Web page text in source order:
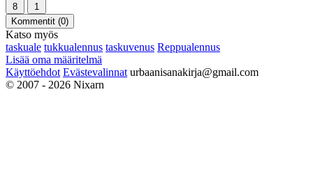
8
1
Kommentit (0)
Katso myös
taskuale tukkualennus taskuvenus Reppualennus
Lisää oma määritelmä
Käyttöehdot Evästevalinnat urbaanisanakirja@gmail.com
© 2007 - 2026 Nixarn